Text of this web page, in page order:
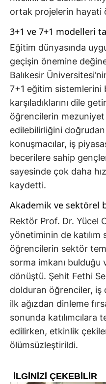
ortak projelerin hayati
3+1 ve 7+1 modelleri
Eğitim dünyasında
geçişin önemine
Balıkesir
7+1 eğitim
karşıladıklarını dile
öğrencilerin mezuniyet
edilebilirliğini doğrudan
konuşmacılar, iş
becerilere sahip
sayesinde çok daha
kaydetti.
Akademik ve sektörel
Rektör Prof. Dr. Yücel
yönetiminin de katılım
öğrencilerin sektör
sorma imkanı
dönüştü. Şehit Fethi
dolduran öğrenciler, iş
ilk ağızdan dinleme
sonunda
edilirken, etkinlik
ölümsüzleştirildi.